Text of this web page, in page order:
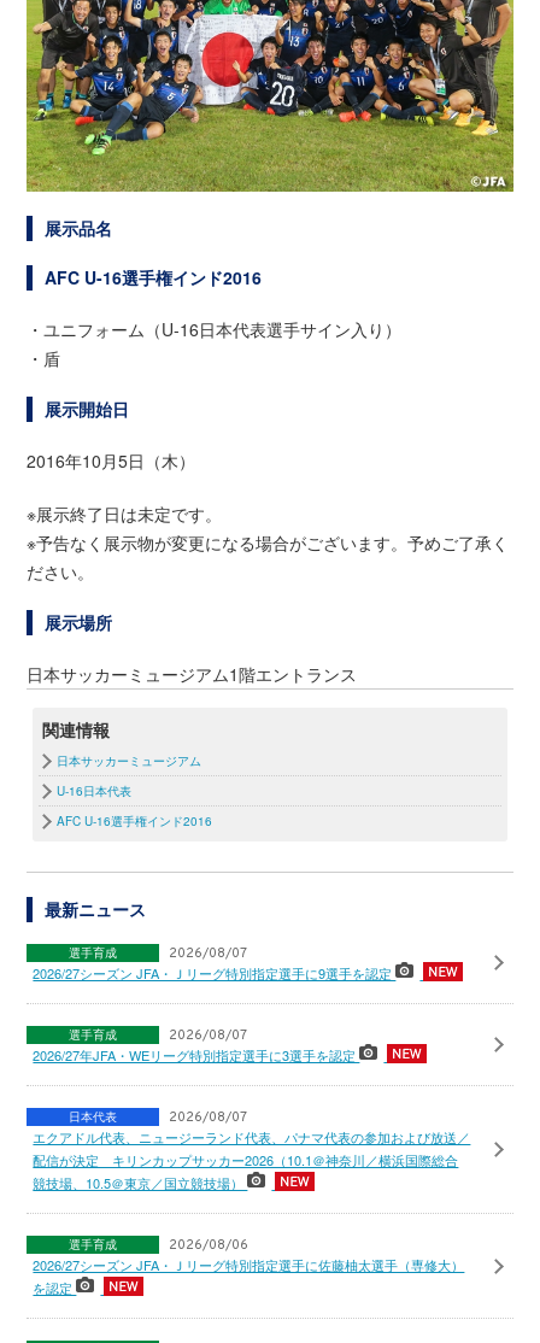
展示品名
AFC U-16選手権インド2016
・ユニフォーム（U-16日本代表選手サイン入り）
・盾
展示開始日
2016年10月5日（木）
※展示終了日は未定です。
※予告なく展示物が変更になる場合がございます。予めご了承く
ださい。
展示場所
日本サッカーミュージアム1階エントランス
関連情報
日本サッカーミュージアム
U-16日本代表
AFC U-16選手権インド2016
最新ニュース
選手育成 2026/08/07
2026/27シーズン JFA・Ｊリーグ特別指定選手に9選手を認定
選手育成 2026/08/07
2026/27年JFA・WEリーグ特別指定選手に3選手を認定
日本代表 2026/08/07
エクアドル代表、ニュージーランド代表、パナマ代表の参加および放送／
配信が決定 キリンカップサッカー2026（10.1＠神奈川／横浜国際総合
競技場、10.5＠東京／国立競技場）
選手育成 2026/08/06
2026/27シーズン JFA・Ｊリーグ特別指定選手に佐藤柚太選手（専修大）
を認定